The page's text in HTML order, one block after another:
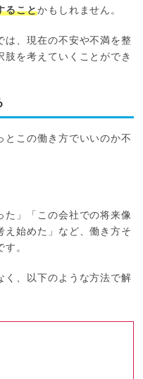
ることかもしれません。
は、現在の不安や不満を整
を考えていくことができ
とこの働き方でいいのか不
た」「この会社での将来像
え始めた」など、働き方そ
。
く、以下のような方法で解